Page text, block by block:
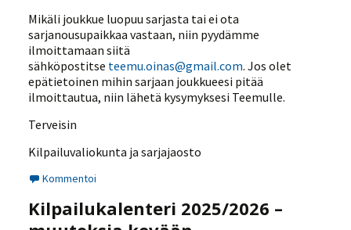
Mikäli joukkue luopuu sarjasta tai ei ota
sarjanousupaikkaa vastaan, niin pyydämme
ilmoittamaan siitä
sähköpostitse teemu.oinas@gmail.com. Jos olet
epätietoinen mihin sarjaan joukkueesi pitää
ilmoittautua, niin lähetä kysymyksesi Teemulle.
Terveisin
Kilpailuvaliokunta ja sarjajaosto
Kommentoi
Kilpailukalenteri 2025/2026 –